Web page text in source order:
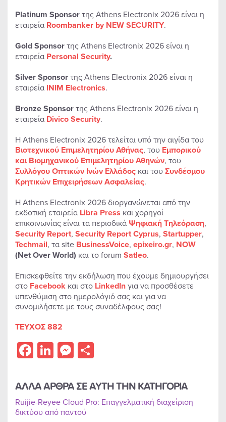
Platinum Sponsorτης Athens Electronix 2026 είναι η
εταιρεία Roombanker by NEW SECURITY.
Gold Sponsorτης Athens Electronix 2026 είναι η
εταιρεία Personal Security.
Silver Sponsorτης Athens Electronix 2026 είναι η
εταιρεία INIM Electronics.
Bronze Sponsorτης Athens Electronix 2026 είναι η
εταιρεία Divico Security.
Η Athens Electronix 2026 τελείται υπό την αιγίδα του
Βιοτεχνικού Επιμελητηρίου Αθήνας, του Εμπορικού
και Βιομηχανικού Επιμελητηρίου Αθηνών, του
Συλλόγου Οπτικών Ινών Ελλάδος και τουΣυνδέσμου
Κρητικών Επιχειρήσεων Ασφαλείας.
Η Athens Electronix 2026 διοργανώνεται από την
εκδοτική εταιρεία Libra Press και χορηγοί
επικοινωνίας είναι τα περιοδικά Ψηφιακή Τηλεόραση,
Security Report, Security ReportCyprus, Startupper,
Techmail, τα site BusinessVoice, epixeiro.gr, NOW
(NetOverWorld) και το forum Satleo.
Επισκεφθείτε την εκδήλωση που έχουμε δημιουργήσει
στο Facebook και στο LinkedInγια να προσθέσετε
υπενθύμιση στο ημερολόγιό σας και για να
συνομιλήσετε με τους συναδέλφους σας!
ΤΕΥΧΟΣ 882
Facebook
LinkedIn
Messenger
ΑΛΛΑ ΑΡΘΡΑ ΣΕ ΑΥΤΗ ΤΗΝ ΚΑΤΗΓΟΡΙΑ
Ruijie-Reyee Cloud Pro: Επαγγελματική διαχείριση
δικτύου από παντού